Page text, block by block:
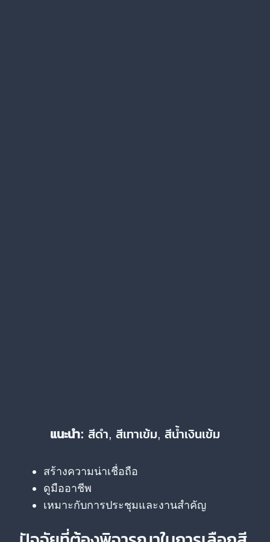
แนะนำ: สีดำ, สีเทาเข้ม, สีน้ำเงินเข้ม
สร้างความน่าเชื่อถือ
ดูมืออาชีพ
เหมาะกับการประชุมและงานสำคัญ